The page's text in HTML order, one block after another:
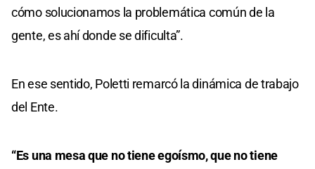
cómo solucionamos la problemática común de la
gente, es ahí donde se dificulta”.
En ese sentido, Poletti remarcó la dinámica de trabajo
del Ente.
“Es una mesa que no tiene egoísmo, que no tiene